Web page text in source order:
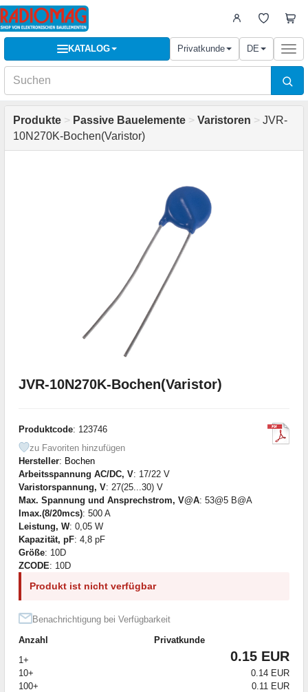
KATALOG Privatkunde DE
Produkte > Passive Bauelemente > Varistoren > JVR-
10N270K-Bochen(Varistor)
JVR-10N270K-Bochen(Varistor)
Produktcode: 123746
zu Favoriten hinzufügen
Hersteller: Bochen
Arbeitsspannung AC/DC, V: 17/22 V
Varistorspannung, V: 27(25...30) V
Max. Spannung und Ansprechstrom, V@A: 53@5 B@A
Imax.(8/20mcs): 500 A
Leistung, W: 0,05 W
Kapazität, pF: 4,8 pF
Größe: 10D
ZCODE: 10D
Produkt ist nicht verfügbar
Benachrichtigung bei Verfügbarkeit
Anzahl
Privatkunde
1+
0.15 EUR
10+
0.14 EUR
100+
0.11 EUR